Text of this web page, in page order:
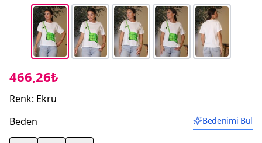
466,26₺
Renk: Ekru
Beden
Bedenimi Bul